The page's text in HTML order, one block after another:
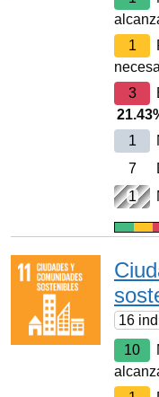
1
3
1
7
1
16
10